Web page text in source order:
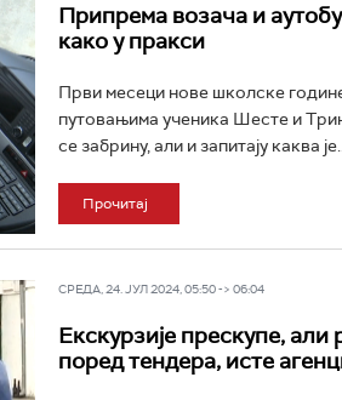
Припрема возача и
како у пракси
Први месеци нове школске
путовањима ученика Шесте и
се забрину, али и запитају каква
Прочитај
СРЕДА, 24. ЈУЛ 2024, 05:50 -> 06:04
Екскурзије прескупе,
поред тендера, исте